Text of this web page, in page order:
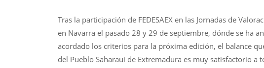
Tras la participación de FEDESAEX en las Jornadas de
en Navarra el pasado 28 y 29 de septiembre, dónde se ha
acordado los criterios para la próxima edición, el balance
del Pueblo Saharaui de Extremadura es muy satisfactorio a